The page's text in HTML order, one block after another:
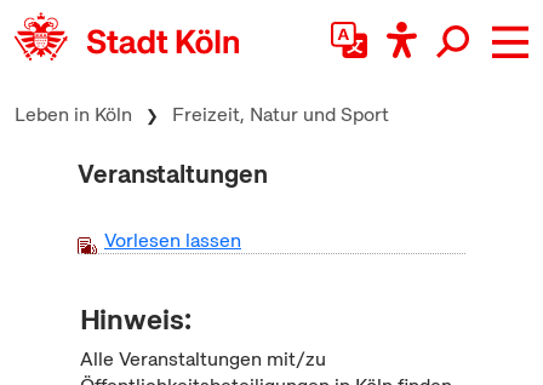
zum Inhalt springen
Leben in Köln Freizeit, Natur und Sport
Veranstaltungen
Vorlesen lassen
Hinweis:
Alle Veranstaltungen mit/zu